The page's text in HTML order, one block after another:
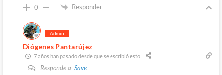
0 Responder
Admin
Diógenes Pantarújez
7 años han pasado desde que se escribió esto
Responde a Save